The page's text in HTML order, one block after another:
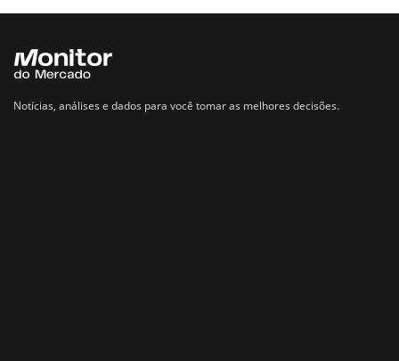
Notícias, análises e dados para você tomar as melhores decisões.